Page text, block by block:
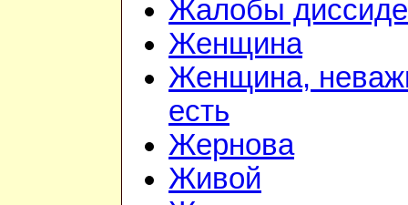
Жалобы
Женщина
Женщина,
есть
Жернова
Живой